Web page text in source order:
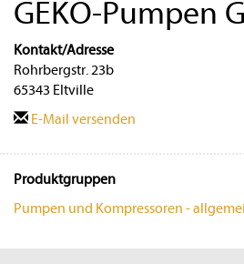
GEKO-Pumpen
Kontakt/Adresse
Rohrbergstr. 23b
65343 Eltville
E-Mail versenden
Produktgruppen
Pumpen und Kompressoren -